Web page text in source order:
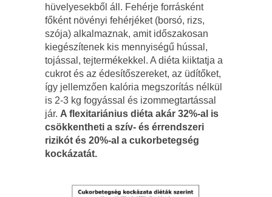
hüvelyesekből áll. Fehérje forrásként
főként növényi fehérjéket (borsó, rizs,
szója) alkalmaznak, amit időszakosan
kiegészítenek kis mennyiségű hússal,
tojással, tejtermékekkel. A diéta kiiktatja a
cukrot és az édesítőszereket, az üdítőket,
így jellemzően kalória megszorítás nélkül
is 2-3 kg fogyással és izommegtartással
jár. A flexitariánius diéta akár 32%-al is
csökkentheti a szív- és érrendszeri
rizikót és 20%-al a cukorbetegség
kockázatát.